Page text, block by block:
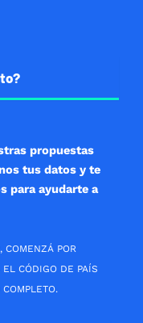
propuestas
tus datos y te
para ayudarte a
COMENZÁ POR
CÓDIGO DE PAÍS